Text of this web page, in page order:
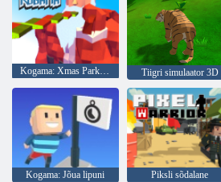
Kogama: Xmas Parkour Tiigri simulaator 3D
Kogama: Jõua lipuni Piksli sõdalane